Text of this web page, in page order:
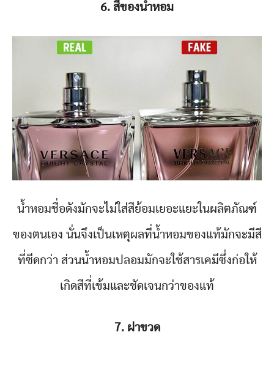
6. สีของน้ำหอม
น้ำหอมชื่อดังมักจะไม่ใส่สีย้อมเยอะแยะในผลิตภัณฑ์
ของตนเอง นั่นจึงเป็นเหตุผลที่น้ำหอมของแท้มักจะมีสี
ที่ซีดกว่า ส่วนน้ำหอมปลอมมักจะใช้สารเคมีซึ่งก่อให้
เกิดสีที่เข้มและชัดเจนกว่าของแท้
7. ฝาขวด